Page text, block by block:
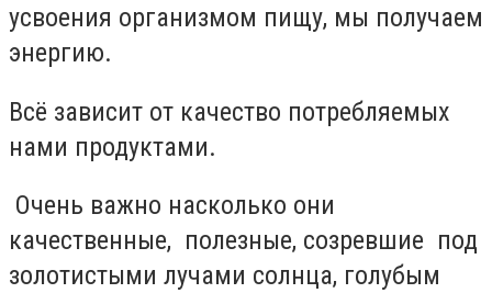
усвоения организмом пищу, мы получаем
энергию.
Всё зависит от качество потребляемых
нами продуктами.
Очень важно насколько они
качественные, полезные, созревшие под
золотистыми лучами солнца, голубым